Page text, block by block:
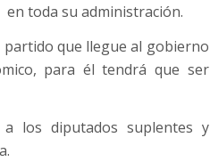
toda su administración.
que llegue al gobierno
para él tendrá que ser
los diputados suplentes y